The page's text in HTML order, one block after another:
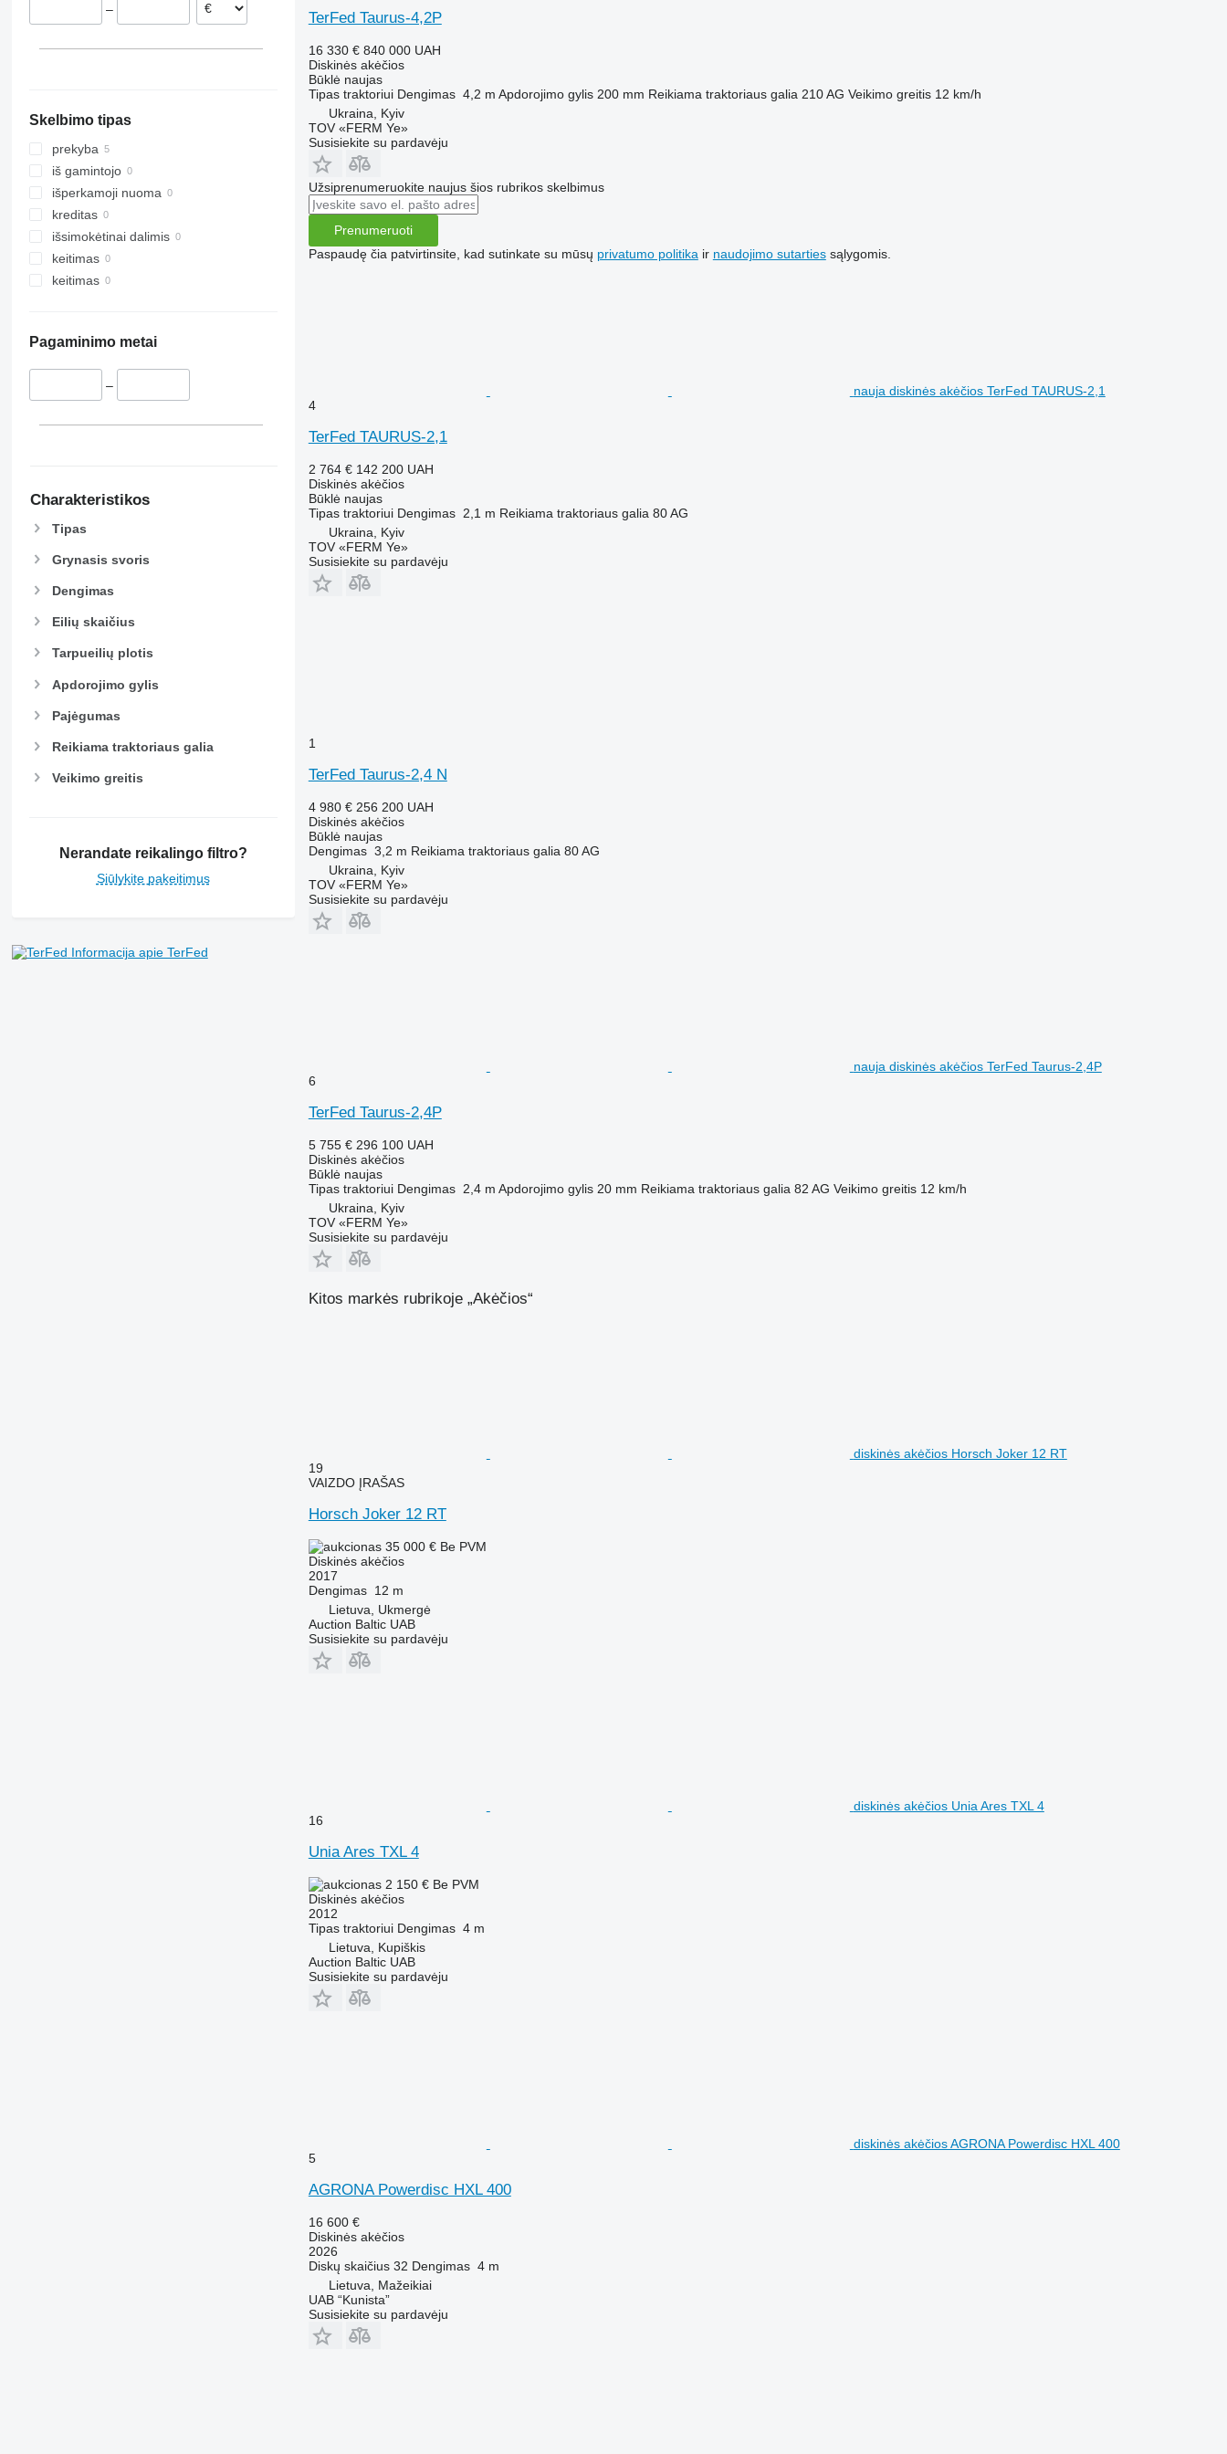
–
Skelbimo tipas
prekyba
iš gamintojo
išperkamoji nuoma
kreditas
išsimokėtinai dalimis
keitimas
keitimas
Pagaminimo metai
–
Charakteristikos
Tipas
Grynasis svoris
Dengimas
Eilių skaičius
Tarpueilių plotis
Apdorojimo gylis
Pajėgumas
Reikiama traktoriaus galia
Veikimo greitis
Nerandate reikalingo filtro?
Siūlykite pakeitimus
Informacija apie TerFed
TerFed Taurus-4,2P
16 330 € 840 000 UAH
Diskinės akėčios
Būklėnaujas
Tipas traktoriui Dengimas 4,2 m Apdorojimo gylis 200 mm Reikiama traktoriaus galia 210 AG Veikimo greitis 12 km/h
Ukraina, Kyiv
TOV «FERM Ye»
Susisiekite su pardavėju
Užsiprenumeruokite naujus šios rubrikos skelbimus
Prenumeruoti
Paspaudę čia patvirtinsite, kad sutinkate su mūsų privatumo politika ir naudojimo sutartiessąlygomis.
nauja diskinės akėčios TerFed TAURUS-2,1
4
TerFed TAURUS-2,1
2 764 € 142 200 UAH
Diskinės akėčios
Būklėnaujas
Tipas traktoriui Dengimas 2,1 m Reikiama traktoriaus galia 80 AG
Ukraina, Kyiv
TOV «FERM Ye»
Susisiekite su pardavėju
1
TerFed Taurus-2,4 N
4 980 € 256 200 UAH
Diskinės akėčios
Būklėnaujas
Dengimas 3,2 m Reikiama traktoriaus galia 80 AG
Ukraina, Kyiv
TOV «FERM Ye»
Susisiekite su pardavėju
nauja diskinės akėčios TerFed Taurus-2,4P
6
TerFed Taurus-2,4P
5 755 € 296 100 UAH
Diskinės akėčios
Būklėnaujas
Tipas traktoriui Dengimas 2,4 m Apdorojimo gylis 20 mm Reikiama traktoriaus galia 82 AG Veikimo greitis 12 km/h
Ukraina, Kyiv
TOV «FERM Ye»
Susisiekite su pardavėju
Kitos markės rubrikoje „Akėčios“
diskinės akėčios Horsch Joker 12 RT
19
VAIZDO ĮRAŠAS
Horsch Joker 12 RT
35 000 € Be PVM
Diskinės akėčios
2017
Dengimas 12 m
Lietuva, Ukmergė
Auction Baltic UAB
Susisiekite su pardavėju
diskinės akėčios Unia Ares TXL 4
16
Unia Ares TXL 4
2 150 € Be PVM
Diskinės akėčios
2012
Tipas traktoriui Dengimas 4 m
Lietuva, Kupiškis
Auction Baltic UAB
Susisiekite su pardavėju
diskinės akėčios AGRONA Powerdisc HXL 400
5
AGRONA Powerdisc HXL 400
16 600 €
Diskinės akėčios
2026
Diskų skaičius 32 Dengimas 4 m
Lietuva, Mažeikiai
UAB “Kunista”
Susisiekite su pardavėju